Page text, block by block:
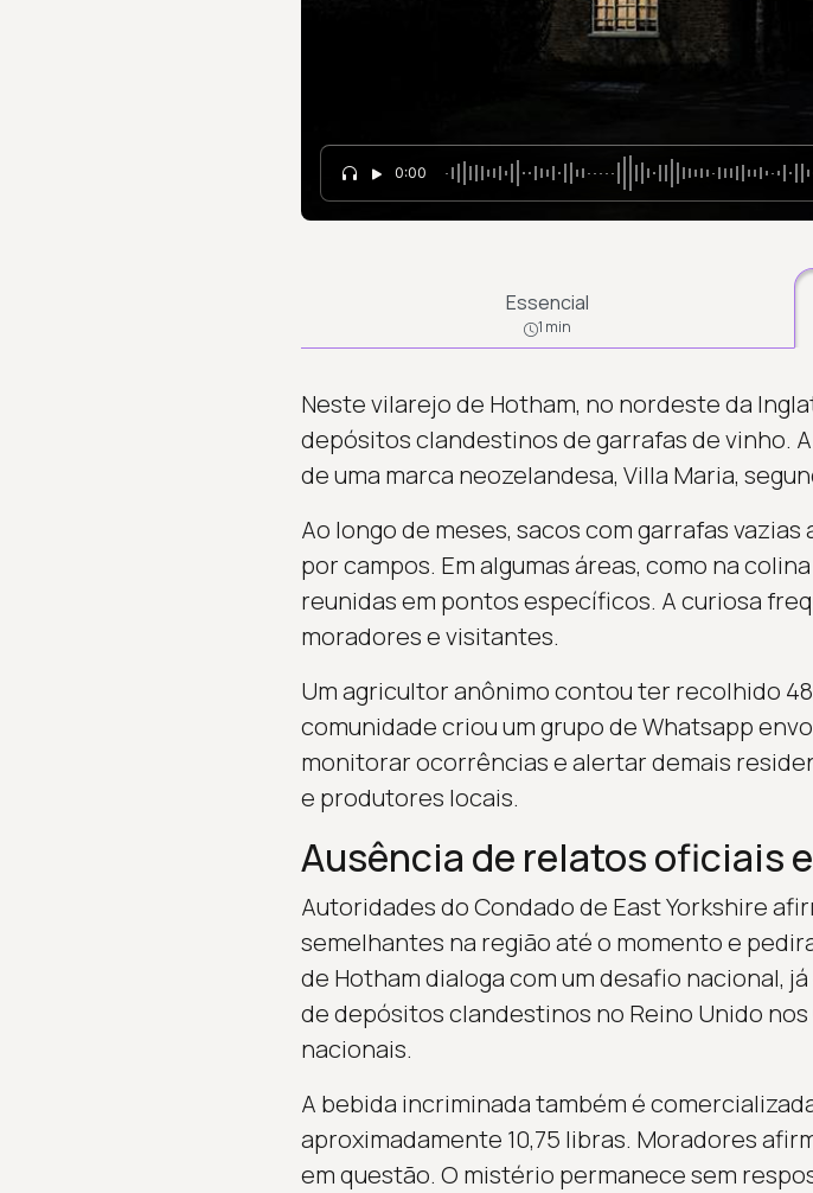
0:00
Essencial
1 min
Neste vilarejo de Hotham, no nordeste da
depósitos clandestinos de garrafas de vinho.
de uma marca neozelandesa, Villa Maria,
Ao longo de meses, sacos com garrafas
por campos. Em algumas áreas, como na
reunidas em pontos específicos. A curiosa
moradores e visitantes.
Um agricultor anônimo contou ter recolhido
comunidade criou um grupo de Whatsapp
monitorar ocorrências e alertar demais
e produtores locais.
Ausência de relatos oficiais
Autoridades do Condado de East Yorkshire
semelhantes na região até o momento e
de Hotham dialoga com um desafio nacional,
de depósitos clandestinos no Reino Unido
nacionais.
A bebida incriminada também é
aproximadamente 10,75 libras. Moradores
em questão. O mistério permanece sem